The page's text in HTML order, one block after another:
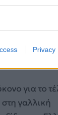
Privacy
για το
γαλλική